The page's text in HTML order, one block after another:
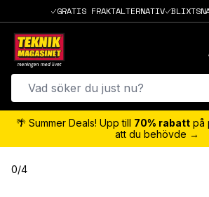
GRATIS FRAKTALTERNATIV
🌴 Summer Deals! Upp till 70% rabatt på
att du behövde →
0/4